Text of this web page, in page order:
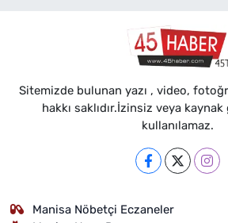
Sitemizde bulunan yazı , video,
hakkı saklıdır.İzinsiz veya
kullanılamaz.
Manisa Nöbetçi Eczaneler